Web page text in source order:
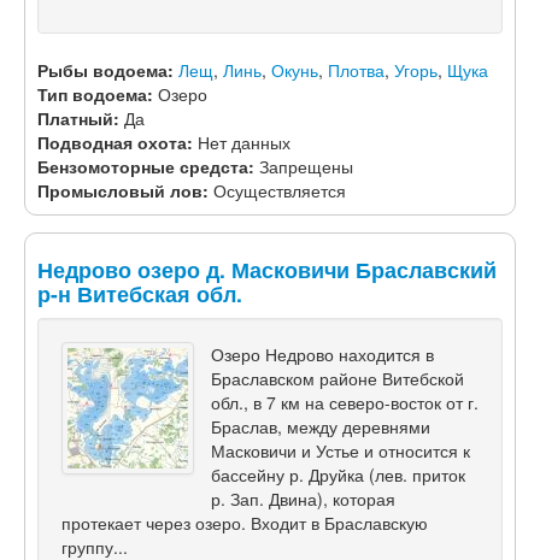
Рыбы водоема: Лещ, Линь, Окунь, Плотва, Угорь, Щука
Тип водоема: Озеро
Платный: Да
Подводная охота: Нет данных
Бензомоторные средста: Запрещены
Промысловый лов: Осуществляется
Недрово озеро д. Масковичи Браславский
р-н Витебская обл.
Озеро Недрово находится в
Браславском районе Витебской
обл., в 7 км на северо-восток от г.
Браслав, между деревнями
Масковичи и Устье и относится к
бассейну р. Друйка (лев. приток
р. Зап. Двина), которая
протекает через озеро. Входит в Браславскую
группу...